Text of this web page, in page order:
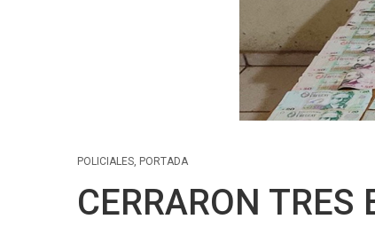
POLICIALES, PORTADA
CERRARON TRES